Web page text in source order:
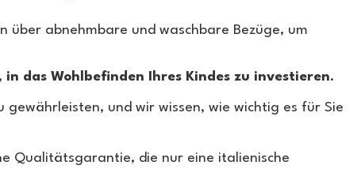
abnehmbare und waschbare Bezüge, um
in das Wohlbefinden Ihres Kindes zu investieren.
und wir wissen, wie wichtig es für Sie
Qualitätsgarantie, die nur eine italienische